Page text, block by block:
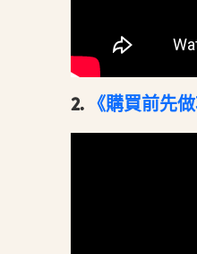
2. 《購買前先